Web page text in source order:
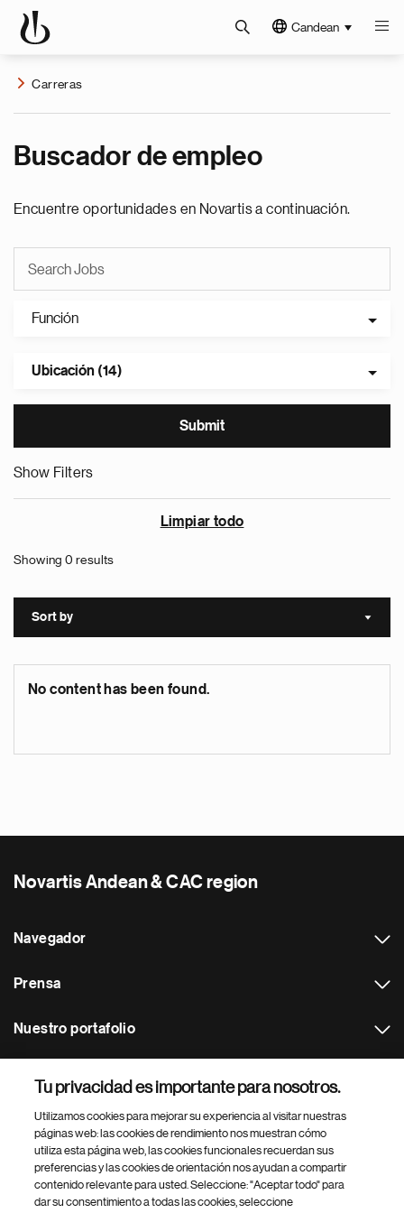
Candean
Carreras
Buscador de empleo
Encuentre oportunidades en Novartis a continuación.
Función
Ubicación (14)
Show Filters
Limpiar todo
Showing 0 results
Sort by Sort
No content has been found.
Novartis Andean & CAC region
Navegador
Prensa
Nuestro portafolio
Footer Site Search
Tu privacidad es importante para nosotros.
Utilizamos cookies para mejorar su experiencia al visitar nuestras
páginas web: las cookies de rendimiento nos muestran cómo
utiliza esta página web, las cookies funcionales recuerdan sus
preferencias y las cookies de orientación nos ayudan a compartir
contenido relevante para usted. Seleccione: "Aceptar todo" para
dar su consentimiento a todas las cookies, seleccione